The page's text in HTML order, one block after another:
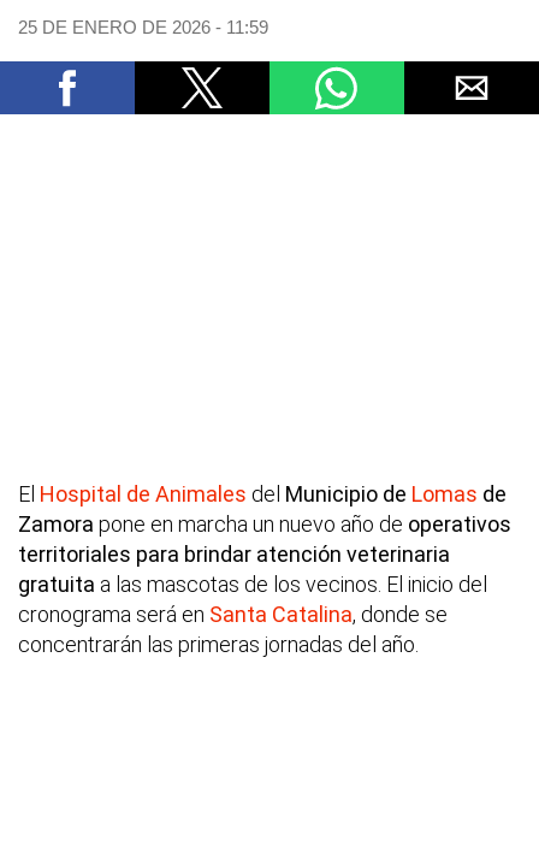
25 DE ENERO DE 2026 - 11:59
El Hospital de Animales del Municipio de Lomas de
Zamora pone en marcha un nuevo año de operativos
territoriales para brindar atención veterinaria
gratuita a las mascotas de los vecinos. El inicio del
cronograma será en Santa Catalina, donde se
concentrarán las primeras jornadas del año.